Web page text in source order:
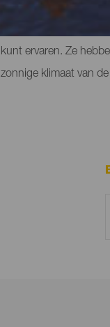
vulkanen, maar de
kunt ervaren. Ze
zonnige klimaat van